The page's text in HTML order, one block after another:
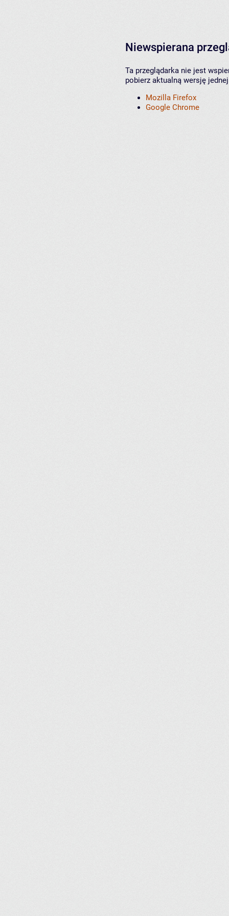
Niewspierana
Ta przeglądarka nie jest
pobierz aktualną wersję
Mozilla Firefox
Google Chrome